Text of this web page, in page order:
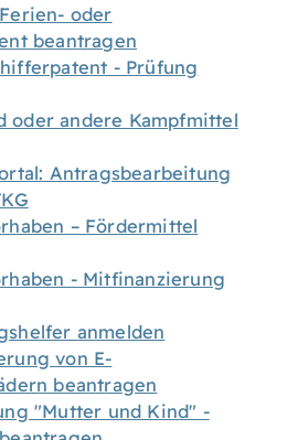
oder
beantragen
- Prüfung
oder andere Kampfmittel
Antragsbearbeitung
– Fördermittel
- Mitfinanzierung
anmelden
von E-
beantragen
"Mutter und Kind" -